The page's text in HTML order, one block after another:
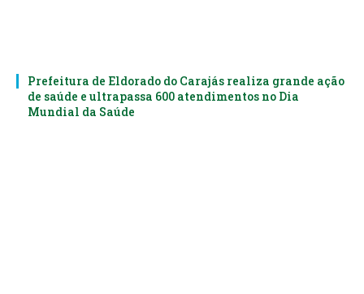
Prefeitura de Eldorado do Carajás realiza grande ação
de saúde e ultrapassa 600 atendimentos no Dia
Mundial da Saúde